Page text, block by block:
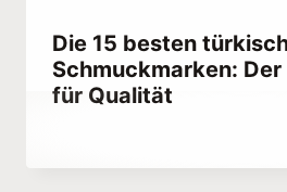
Die 15 besten
Schmuckmarken:
für Qualität